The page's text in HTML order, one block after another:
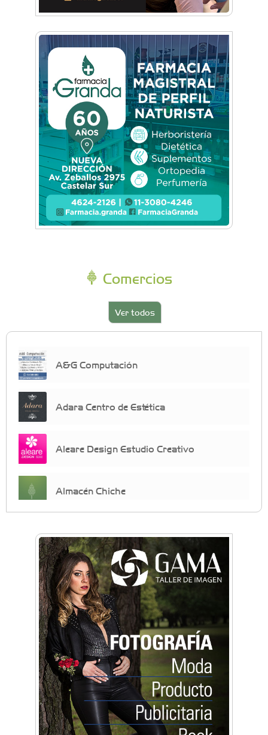
Comercios
Ver todos
A&G Computación
Adara Centro de Estética
Aleare Design Estudio Creativo
Almacén Chiche
crecimiento personal
Arq. Horacio Alejandro Sánchez
Artística ApasionArte
Artística Catalina
Artística Veral